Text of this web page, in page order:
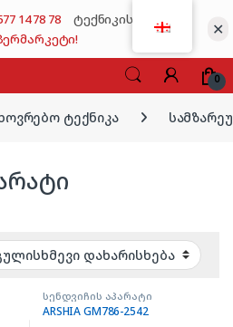
14 78 78
ტექნიკის მსხვილი
✕
0
ტექნიკა
სენდვიჩის აპარატი
ARSHIA GM786-2542